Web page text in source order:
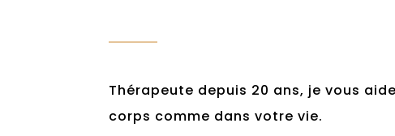
Thérapeute depuis 20 ans, je vous
corps comme dans votre vie.